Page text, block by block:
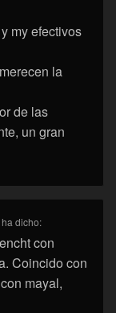
my efectivos
la
de las
un gran
ha dicho:
con
Coincido con
mayal,